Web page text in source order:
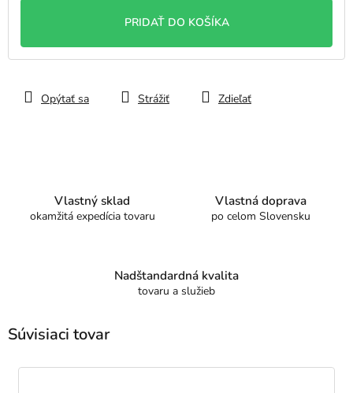
PRIDAŤ DO KOŠÍKA
Opýtať sa Strážiť Zdieľať
Vlastný sklad
okamžitá expedícia tovaru
Vlastná doprava
po celom Slovensku
Nadštandardná kvalita
tovaru a služieb
Súvisiaci tovar